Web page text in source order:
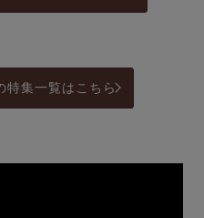
特集一覧はこちら